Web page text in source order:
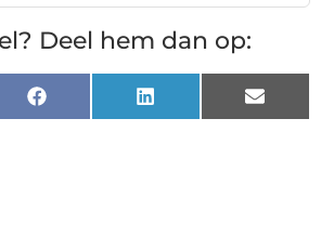
Deel hem dan op:
Facebook LinkedIn Email